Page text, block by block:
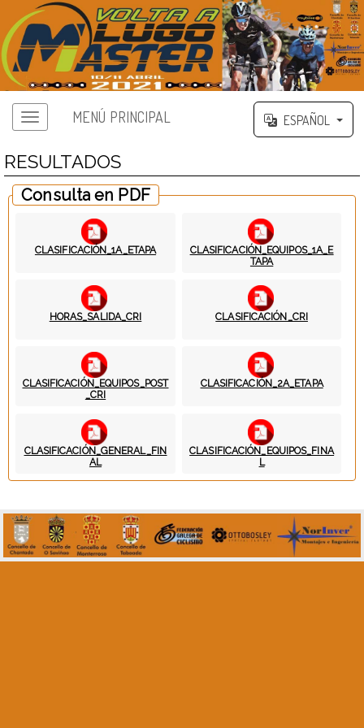
MENÚ PRINCIPAL ESPAÑOL
RESULTADOS
Consulta en PDF
CLASIFICACIÓN_1A_ETAPA
CLASIFICACIÓN_EQUIPOS_1A_E
TAPA
HORAS_SALIDA_CRI CLASIFICACIÓN_CRI
CLASIFICACIÓN_EQUIPOS_POST
_CRI
CLASIFICACIÓN_2A_ETAPA
CLASIFICACIÓN_GENERAL_FIN
AL
CLASIFICACIÓN_EQUIPOS_FINA
L